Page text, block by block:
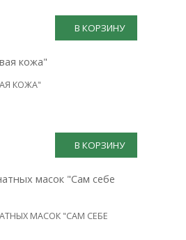
В КОРЗИНУ
КОЖА"
В КОРЗИНУ
МАСОК "САМ СЕБЕ